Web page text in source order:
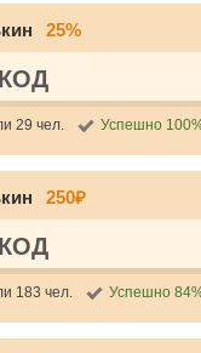
25%
29 чел. Успешно
250₽
183 чел. Успешно